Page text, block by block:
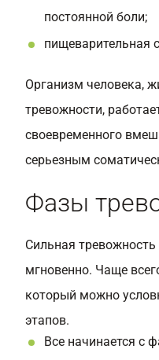
постоянной боли;
пищеварительная
Организм человека,
тревожности,
своевременного
серьезным
Фазы
Сильная
мгновенно. Чаще
который можно
этапов.
Все начинается с